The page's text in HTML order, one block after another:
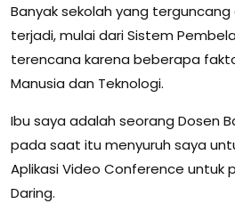
Banyak sekolah yang
terjadi, mulai dari Sistem
terencana karena beberapa
Manusia dan Teknologi.
Ibu saya adalah seorang Dosen
pada saat itu menyuruh saya
Aplikasi Video Conference untuk
Daring.